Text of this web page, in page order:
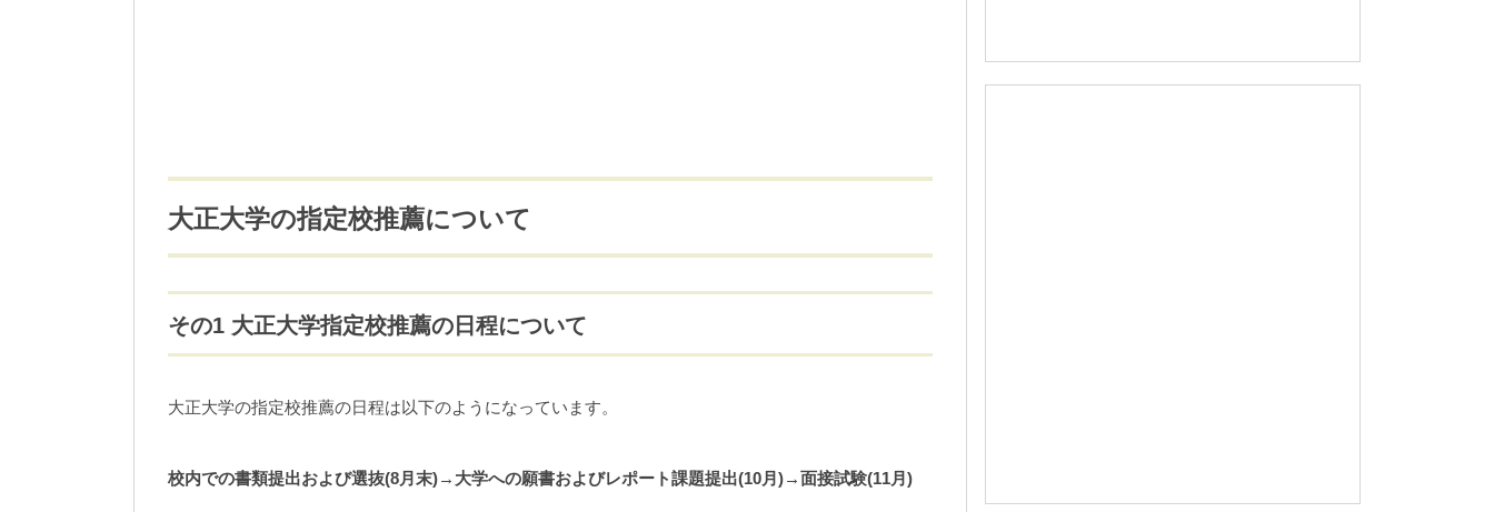
大正大学の指定校推薦について
その1 大正大学指定校推薦の日程について
大正大学の指定校推薦の日程は以下のようになっています。
校内での書類提出および選抜(8月末)→大学への願書およびレポート課題提出(10月)→面接試験(11月)